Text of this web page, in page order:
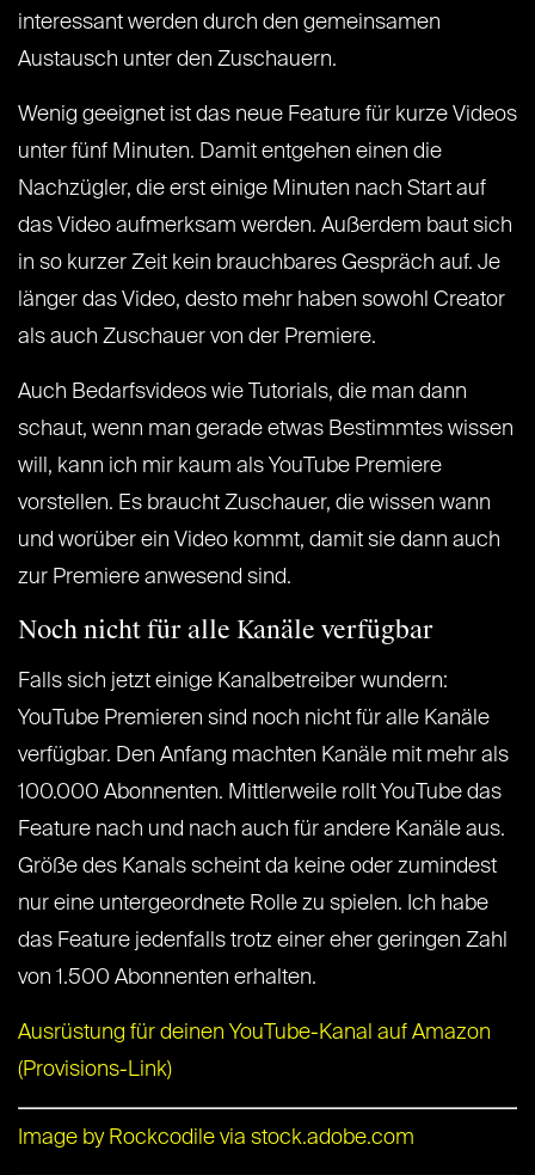
interessant werden durch den gemeinsamen
Austausch unter den Zuschauern.
Wenig geeignet ist das neue Feature für kurze Videos
unter fünf Minuten. Damit entgehen einen die
Nachzügler, die erst einige Minuten nach Start auf
das Video aufmerksam werden. Außerdem baut sich
in so kurzer Zeit kein brauchbares Gespräch auf. Je
länger das Video, desto mehr haben sowohl Creator
als auch Zuschauer von der Premiere.
Auch Bedarfsvideos wie Tutorials, die man dann
schaut, wenn man gerade etwas Bestimmtes wissen
will, kann ich mir kaum als YouTube Premiere
vorstellen. Es braucht Zuschauer, die wissen wann
und worüber ein Video kommt, damit sie dann auch
zur Premiere anwesend sind.
Noch nicht für alle Kanäle verfügbar
Falls sich jetzt einige Kanalbetreiber wundern:
YouTube Premieren sind noch nicht für alle Kanäle
verfügbar. Den Anfang machten Kanäle mit mehr als
100.000 Abonnenten. Mittlerweile rollt YouTube das
Feature nach und nach auch für andere Kanäle aus.
Größe des Kanals scheint da keine oder zumindest
nur eine untergeordnete Rolle zu spielen. Ich habe
das Feature jedenfalls trotz einer eher geringen Zahl
von 1.500 Abonnenten erhalten.
Ausrüstung für deinen YouTube-Kanal auf Amazon
(Provisions-Link)
Image by Rockcodile via stock.adobe.com